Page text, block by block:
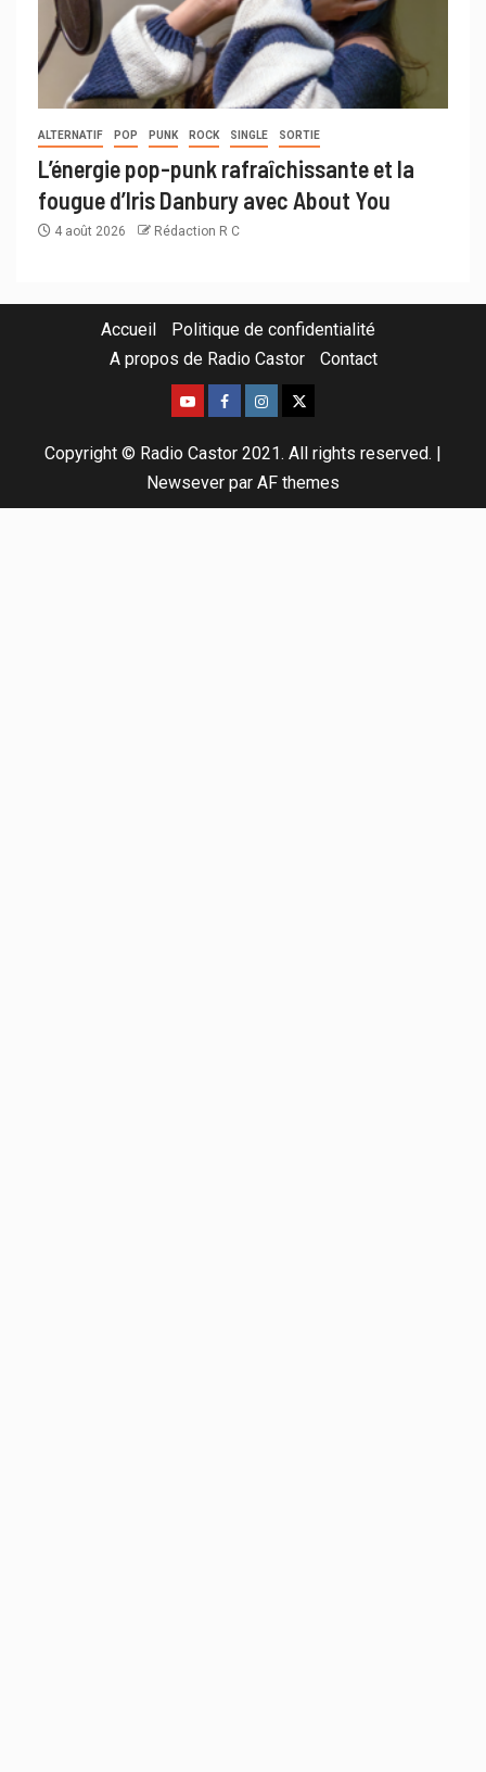
ALTERNATIF POP PUNK ROCK SINGLE SORTIE
L’énergie pop-punk rafraîchissante et la
fougue d’Iris Danbury avec About You
4 août 2026 Rédaction R C
Accueil
Politique de confidentialité
A propos de Radio Castor
Contact
Copyright © Radio Castor 2021. All rights reserved.
Newsever par AF themes